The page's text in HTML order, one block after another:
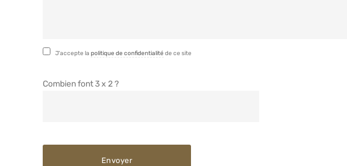
J'accepte lapolitique de confidentialité de ce site
Combien font 3 x 2 ?